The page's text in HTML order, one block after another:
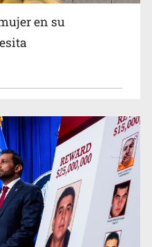
criminal en Jalisco y
en su